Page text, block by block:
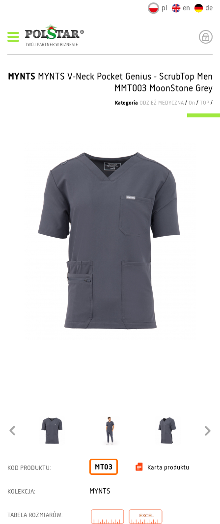
pl en de
TWÓJ PARTNER W BIZNESIE
MYNTS MYNTS V-Neck Pocket Genius - ScrubTop Men
MMT003 MoonStone Grey
Kategoria ODZIEŻ MEDYCZNA / On / TOP /
KOD PRODUKTU: MT03 Karta produktu
KOLEKCJA: MYNTS
TABELA ROZMIARÓW: